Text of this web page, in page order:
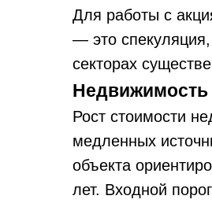
Для работы с
— это
секторах
Недвижимость
Рост стоимости
медленных
объекта
лет. Входной